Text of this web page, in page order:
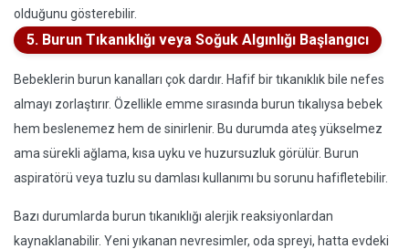
olduğunu gösterebilir.
5. Burun Tıkanıklığı veya Soğuk Algınlığı Başlangıcı
Bebeklerin burun kanalları çok dardır. Hafif bir tıkanıklık bile nefes
almayı zorlaştırır. Özellikle emme sırasında burun tıkalıysa bebek
hem beslenemez hem de sinirlenir. Bu durumda ateş yükselmez
ama sürekli ağlama, kısa uyku ve huzursuzluk görülür. Burun
aspiratörü veya tuzlu su damlası kullanımı bu sorunu hafifletebilir.
Bazı durumlarda burun tıkanıklığı alerjik reaksiyonlardan
kaynaklanabilir. Yeni yıkanan nevresimler, oda spreyi, hatta evdeki